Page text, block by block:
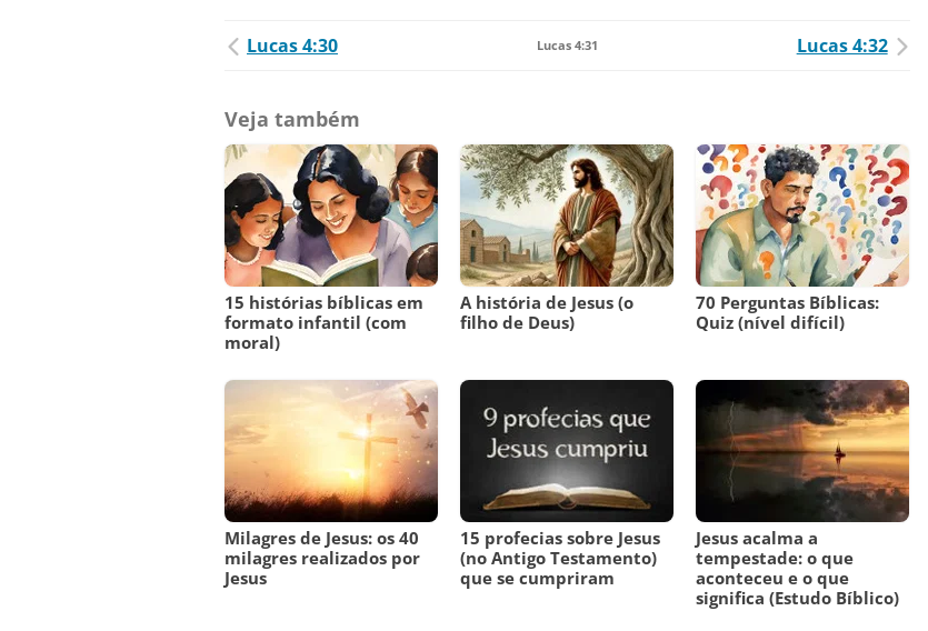
Lucas 4:30 Lucas 4:31 Lucas 4:32
Veja também
15 histórias bíblicas em
formato infantil (com
moral)
A história de Jesus (o
filho de Deus)
70 Perguntas Bíblicas:
Quiz (nível difícil)
Milagres de Jesus: os 40
milagres realizados por
Jesus
15 profecias sobre Jesus
(no Antigo Testamento)
que se cumpriram
Jesus acalma a
tempestade: o que
aconteceu e o que
significa (Estudo Bíblico)